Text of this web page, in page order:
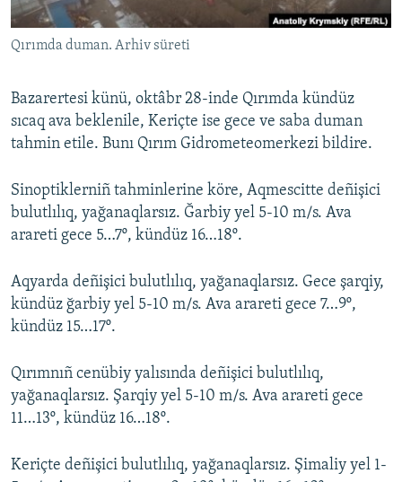
Русский
QOŞULIÑIZ!
RFE/RS bütün saytları
Qırımda duman. Arhiv süreti
Bazarertesi künü, oktâbr 28-inde Qırımda kündüz
sıcaq ava beklenile, Keriçte ise gece ve saba duman
tahmin etile. Bunı Qırım Gidrometeomerkezi bildire.
Sinoptiklerniñ tahminlerine köre, Aqmescitte deñişici
bulutlılıq, yağanaqlarsız. Ğarbiy yel 5-10 m/s. Ava
arareti gece 5…7º, kündüz 16…18º.
Aqyarda deñişici bulutlılıq, yağanaqlarsız. Gece şarqiy,
kündüz ğarbiy yel 5-10 m/s. Ava arareti gece 7…9º,
kündüz 15…17º.
Qırımnıñ cenübiy yalısında deñişici bulutlılıq,
yağanaqlarsız. Şarqiy yel 5-10 m/s. Ava arareti gece
11…13º, kündüz 16…18º.
Keriçte deñişici bulutlılıq, yağanaqlarsız. Şimaliy yel 1-